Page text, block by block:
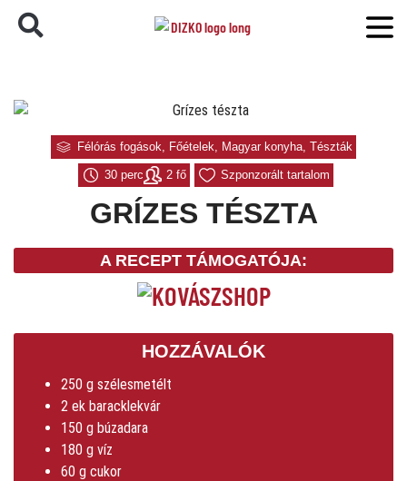
Félórás fogások Főételek Magyar konyha Tészták
30 perc 2 fő Szponzorált tartalom
GRÍZES TÉSZTA
A RECEPT TÁMOGATÓJA:
HOZZÁVALÓK
250 g szélesmetélt
2 ek baracklekvár
150 g búzadara
180 g víz
60 g cukor